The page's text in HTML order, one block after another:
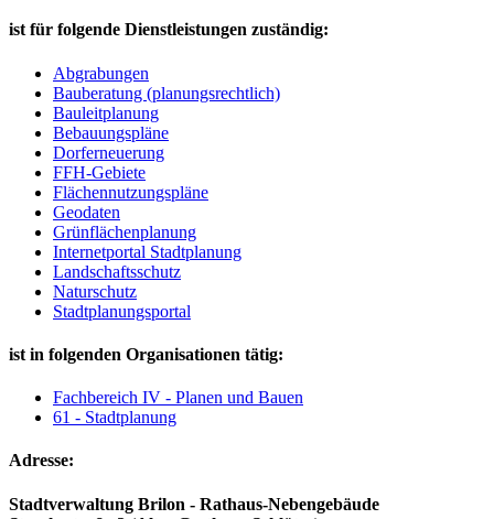
ist für folgende Dienstleistungen zuständig:
Abgrabungen
Bauberatung (planungsrechtlich)
Bauleitplanung
Bebauungspläne
Dorferneuerung
FFH-Gebiete
Flächennutzungspläne
Geodaten
Grünflächenplanung
Internetportal Stadtplanung
Landschaftsschutz
Naturschutz
Stadtplanungsportal
ist in folgenden Organisationen tätig:
Fachbereich IV - Planen und Bauen
61 - Stadtplanung
Adresse:
Stadtverwaltung Brilon - Rathaus-Nebengebäude